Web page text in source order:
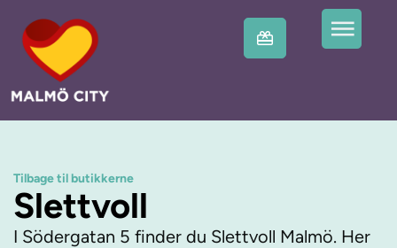
Tilbage til butikkerne
Slettvoll
I Södergatan 5 finder du Slettvoll Malmö. Her